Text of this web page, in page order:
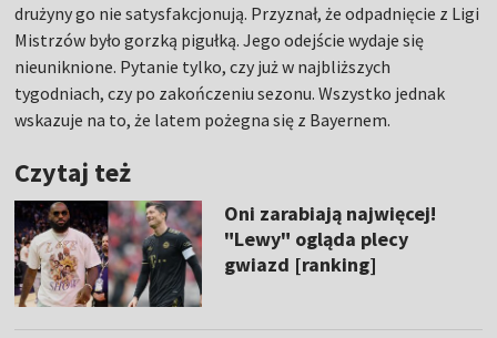
drużyny go nie satysfakcjonują. Przyznał, że odpadnięcie z Ligi
Mistrzów było gorzką pigułką. Jego odejście wydaje się
nieuniknione. Pytanie tylko, czy już w najbliższych
tygodniach, czy po zakończeniu sezonu. Wszystko jednak
wskazuje na to, że latem pożegna się z Bayernem.
Czytaj też
Oni zarabiają najwięcej!
"Lewy" ogląda plecy
gwiazd [ranking]